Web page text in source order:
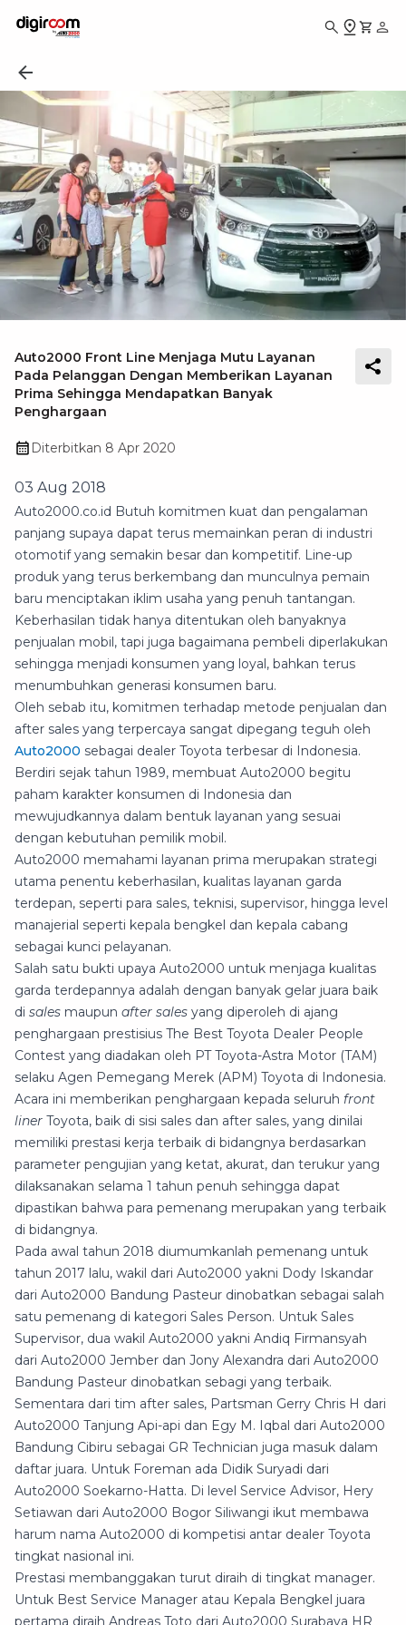
Auto2000 Front Line Menjaga Mutu Layanan
Pada Pelanggan Dengan Memberikan Layanan
Prima Sehingga Mendapatkan Banyak
Penghargaan
Diterbitkan 8 Apr 2020
03 Aug 2018
Auto2000.co.id Butuh komitmen kuat dan pengalaman
panjang supaya dapat terus memainkan peran di industri
otomotif yang semakin besar dan kompetitif. Line-up
produk yang terus berkembang dan munculnya pemain
baru menciptakan iklim usaha yang penuh tantangan.
Keberhasilan tidak hanya ditentukan oleh banyaknya
penjualan mobil, tapi juga bagaimana pembeli diperlakukan
sehingga menjadi konsumen yang loyal, bahkan terus
menumbuhkan generasi konsumen baru.
Oleh sebab itu, komitmen terhadap metode penjualan dan
after sales yang terpercaya sangat dipegang teguh oleh
Auto2000 sebagai dealer Toyota terbesar di Indonesia.
Berdiri sejak tahun 1989, membuat Auto2000 begitu
paham karakter konsumen di Indonesia dan
mewujudkannya dalam bentuk layanan yang sesuai
dengan kebutuhan pemilik mobil.
Auto2000 memahami layanan prima merupakan strategi
utama penentu keberhasilan, kualitas layanan garda
terdepan, seperti para sales, teknisi, supervisor, hingga level
manajerial seperti kepala bengkel dan kepala cabang
sebagai kunci pelayanan.
Salah satu bukti upaya Auto2000 untuk menjaga kualitas
garda terdepannya adalah dengan banyak gelar juara baik
di sales maupun after sales yang diperoleh di ajang
penghargaan prestisius The Best Toyota Dealer People
Contest yang diadakan oleh PT Toyota-Astra Motor (TAM)
selaku Agen Pemegang Merek (APM) Toyota di Indonesia.
Acara ini memberikan penghargaan kepada seluruh front
liner Toyota, baik di sisi sales dan after sales, yang dinilai
memiliki prestasi kerja terbaik di bidangnya berdasarkan
parameter pengujian yang ketat, akurat, dan terukur yang
dilaksanakan selama 1 tahun penuh sehingga dapat
dipastikan bahwa para pemenang merupakan yang terbaik
di bidangnya.
Pada awal tahun 2018 diumumkanlah pemenang untuk
tahun 2017 lalu, wakil dari Auto2000 yakni Dody Iskandar
dari Auto2000 Bandung Pasteur dinobatkan sebagai salah
satu pemenang di kategori Sales Person. Untuk Sales
Supervisor, dua wakil Auto2000 yakni Andiq Firmansyah
dari Auto2000 Jember dan Jony Alexandra dari Auto2000
Bandung Pasteur dinobatkan sebagi yang terbaik.
Sementara dari tim after sales, Partsman Gerry Chris H dari
Auto2000 Tanjung Api-api dan Egy M. Iqbal dari Auto2000
Bandung Cibiru sebagai GR Technician juga masuk dalam
daftar juara. Untuk Foreman ada Didik Suryadi dari
Auto2000 Soekarno-Hatta. Di level Service Advisor, Hery
Setiawan dari Auto2000 Bogor Siliwangi ikut membawa
harum nama Auto2000 di kompetisi antar dealer Toyota
tingkat nasional ini.
Prestasi membanggakan turut diraih di tingkat manager.
Untuk Best Service Manager atau Kepala Bengkel juara
pertama diraih Andreas Toto dari Auto2000 Surabaya HR